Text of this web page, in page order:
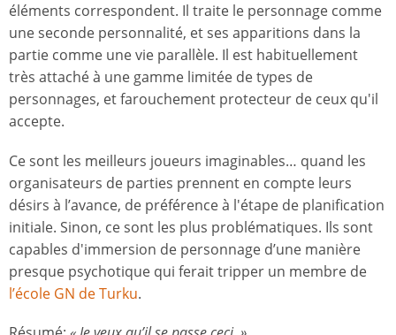
éléments correspondent. Il traite le personnage comme
une seconde personnalité, et ses apparitions dans la
partie comme une vie parallèle. Il est habituellement
très attaché à une gamme limitée de types de
personnages, et farouchement protecteur de ceux qu'il
accepte.
Ce sont les meilleurs joueurs imaginables… quand les
organisateurs de parties prennent en compte leurs
désirs à l’avance, de préférence à l'étape de planification
initiale. Sinon, ce sont les plus problématiques. Ils sont
capables d'immersion de personnage d’une manière
presque psychotique qui ferait tripper un membre de
l’école GN de Turku.